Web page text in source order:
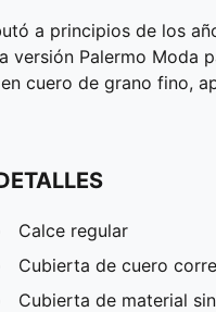
a principios de los
Palermo Moda
cuero de grano fino,
Calce regular
Cubierta de cuero
Cubierta de material